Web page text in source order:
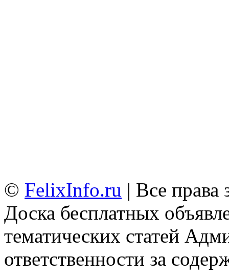
© FelixInfo.ru | Все
Доска бесплатных
тематических статей
ответственности за